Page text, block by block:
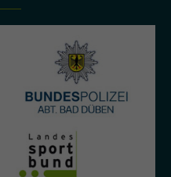
adipiscing elit.
Aenean massa. Cum sociis
montes, nascetur
nec.